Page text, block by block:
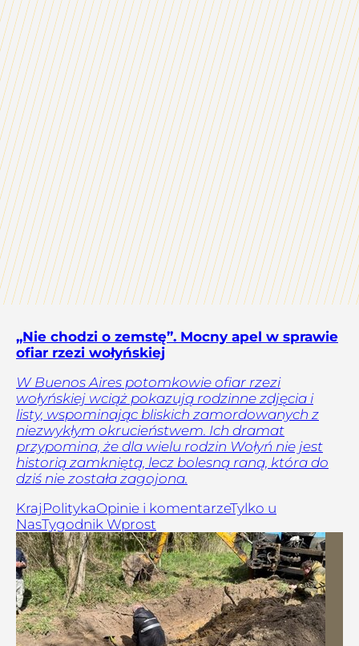
„Nie chodzi o zemstę”. Mocny apel w sprawie
ofiar rzezi wołyńskiej
W Buenos Aires potomkowie ofiar rzezi
wołyńskiej wciąż pokazują rodzinne zdjęcia i
listy, wspominając bliskich zamordowanych z
niezwykłym okrucieństwem. Ich dramat
przypomina, że dla wielu rodzin Wołyń nie jest
historią zamkniętą, lecz bolesną raną, która do
dziś nie została zagojona.
Kraj PolitykaOpinie i komentarzeTylko u
NasTygodnik Wprost